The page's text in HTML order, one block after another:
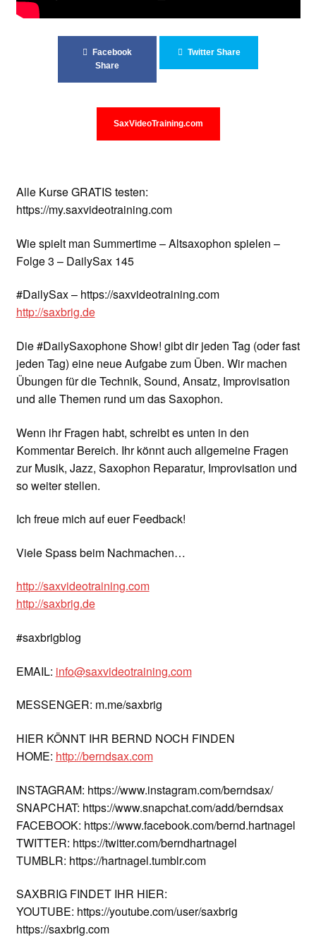
WORKSHOP
Facebook
Share
Twitter Share
SaxVideoTraining.com
Alle Kurse GRATIS testen:
https://my.saxvideotraining.com
Wie spielt man Summertime – Altsaxophon spielen –
Folge 3 – DailySax 145
#DailySax – https://saxvideotraining.com
http://saxbrig.de
Die #DailySaxophone Show! gibt dir jeden Tag (oder fast
jeden Tag) eine neue Aufgabe zum Üben. Wir machen
Übungen für die Technik, Sound, Ansatz, Improvisation
und alle Themen rund um das Saxophon.
Wenn ihr Fragen habt, schreibt es unten in den
Kommentar Bereich. Ihr könnt auch allgemeine Fragen
zur Musik, Jazz, Saxophon Reparatur, Improvisation und
so weiter stellen.
Ich freue mich auf euer Feedback!
Viele Spass beim Nachmachen…
http://saxvideotraining.com
http://saxbrig.de
#saxbrigblog
EMAIL: info@saxvideotraining.com
MESSENGER: m.me/saxbrig
HIER KÖNNT IHR BERND NOCH FINDEN
HOME: http://berndsax.com
INSTAGRAM: https://www.instagram.com/berndsax/
SNAPCHAT: https://www.snapchat.com/add/berndsax
FACEBOOK: https://www.facebook.com/bernd.hartnagel
TWITTER: https://twitter.com/berndhartnagel
TUMBLR: https://hartnagel.tumblr.com
SAXBRIG FINDET IHR HIER:
YOUTUBE: https://youtube.com/user/saxbrig
https://saxbrig.com